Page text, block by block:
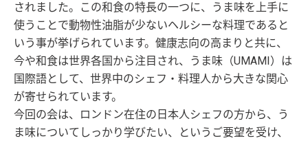
されました。この和食の特長の一つに、うま味を上手に
使うことで動物性油脂が少ないヘルシーな料理であると
いう事が挙げられています。健康志向の高まりと共に、
今や和食は世界各国から注目され、うま味（UMAMI）は
国際語として、世界中のシェフ・料理人から大きな関心
が寄せられています。
今回の会は、ロンドン在住の日本人シェフの方から、う
ま味についてしっかり学びたい、というご要望を受け、